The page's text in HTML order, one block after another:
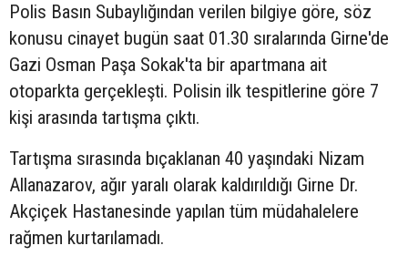
Polis Basın Subaylığından verilen bilgiye göre, söz
konusu cinayet bugün saat 01.30 sıralarında Girne'de
Gazi Osman Paşa Sokak'ta bir apartmana ait
otoparkta gerçekleşti. Polisin ilk tespitlerine göre 7
kişi arasında tartışma çıktı.
Tartışma sırasında bıçaklanan 40 yaşındaki Nizam
Allanazarov, ağır yaralı olarak kaldırıldığı Girne Dr.
Akçiçek Hastanesinde yapılan tüm müdahalelere
rağmen kurtarılamadı.